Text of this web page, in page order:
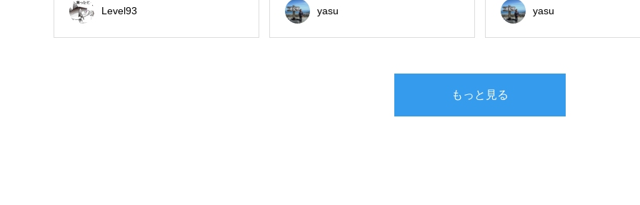
Level93 yasu yasu
もっと見る